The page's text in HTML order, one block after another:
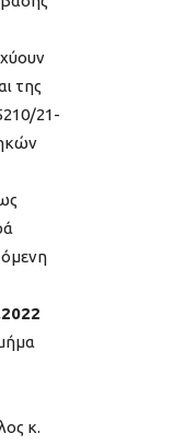
της
21-
κ.